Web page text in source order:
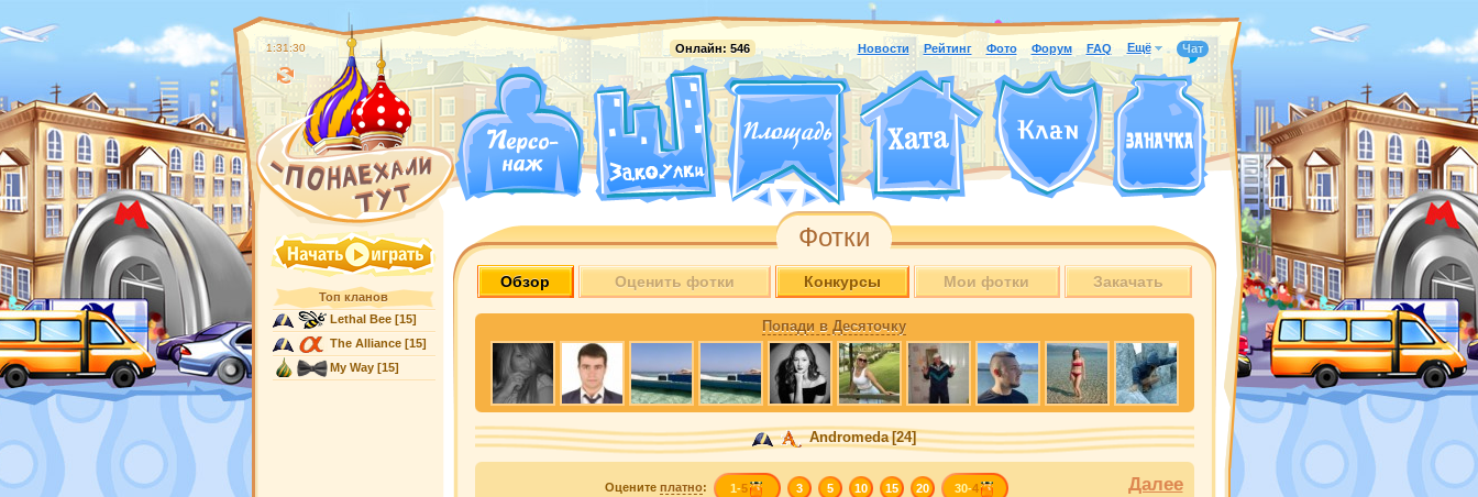
Онлайн: 546 Новости Рейтинг Фото Форум FAQ Ещё Чат
1:31:30
Топ кланов
Lethal Bee[15]
The Alliance[15]
My Way[15]
Фотки
Обзор Оценить фотки Конкурсы Мои фотки Закачать
Попади в Десяточку
Andromeda [24]
Далее
Оцените платно: 1-5 3 5 10 15 20 30-4